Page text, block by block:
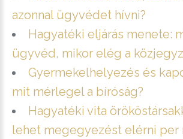
azonnal ügyvédet hívni?
Hagyatéki eljárás menete:
ügyvéd, mikor elég a
Gyermekelhelyezés és
mit mérlegel a bíróság?
Hagyatéki vita
lehet megegyezést elérni per